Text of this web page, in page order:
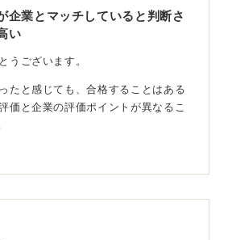
企業とマッチしていると判断さ
い
うございます。
たと感じても、合格することはある
価と企業の評価ポイントが異なるこ
テンシャルよりも即戦力を期待して